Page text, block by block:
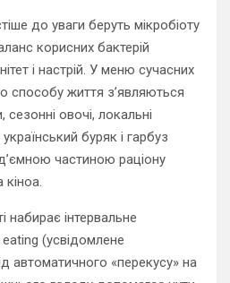
до уваги беруть мікробіоту
корисних бактерій
і настрій. У меню сучасних
способу життя з’являються
овочі, локальні
буряк і гарбуз
частиною раціону
кіноа.
набирає інтервальне
(усвідомлене
автоматичного «перекусу» на